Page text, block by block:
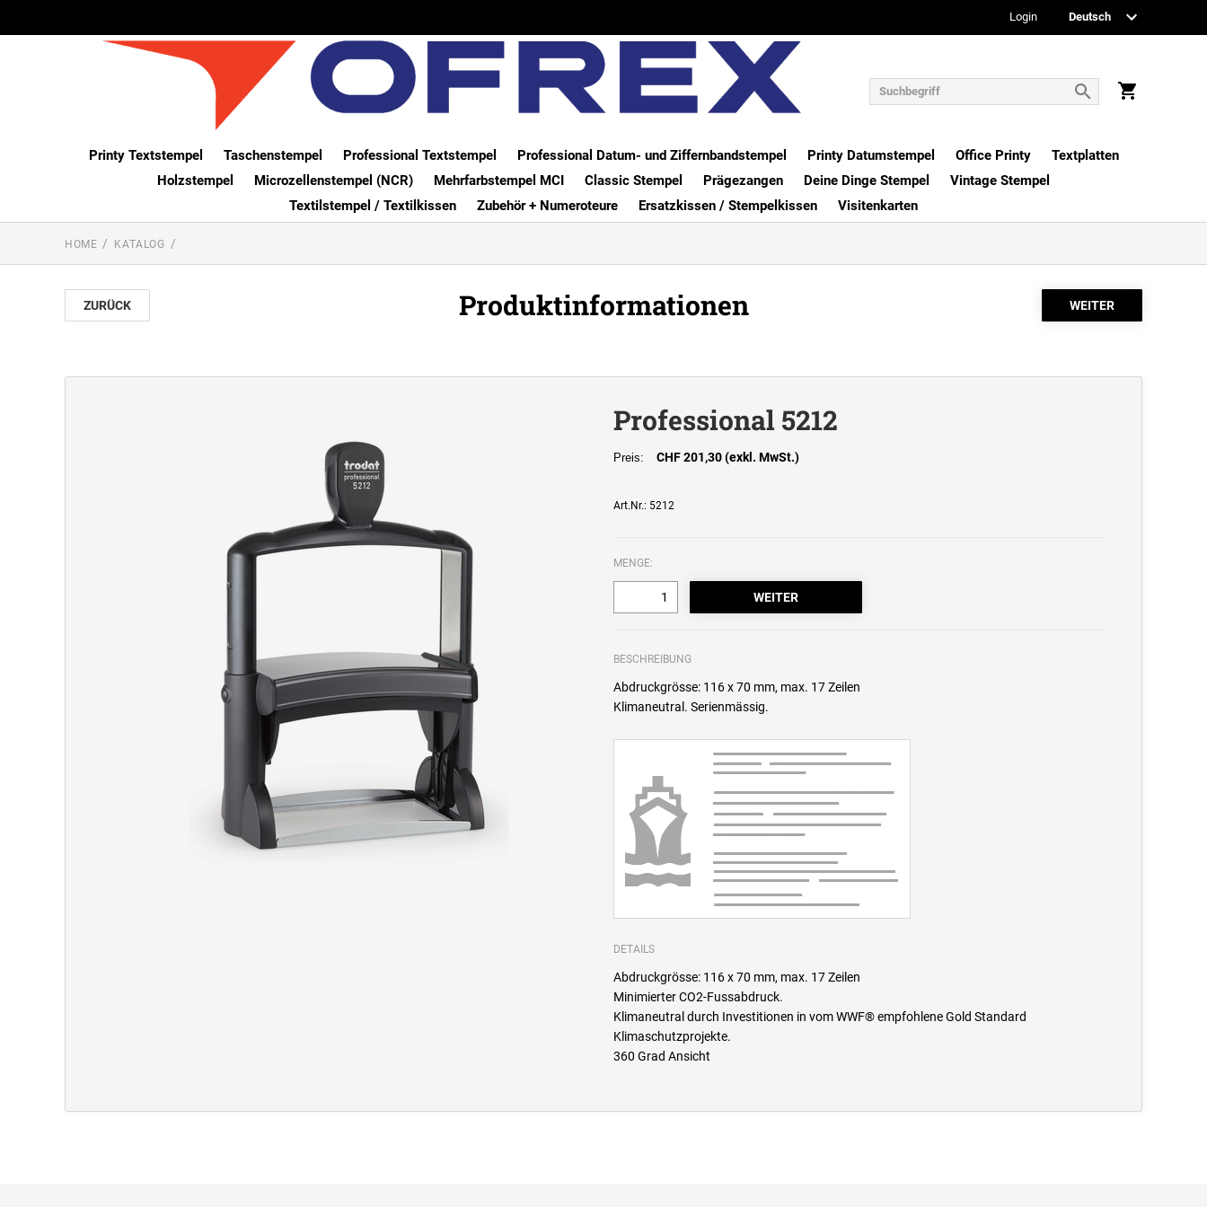
Login
Printy Textstempel Taschenstempel Professional Textstempel Professional Datum- und Ziffernbandstempel Printy Datumstempel Office Printy
Textplatten
Holzstempel
Microzellenstempel (NCR) Mehrfarbstempel MCI Classic Stempel Prägezangen Deine Dinge Stempel
Vintage Stempel
Textilstempel / Textilkissen
Zubehör + Numeroteure Ersatzkissen / Stempelkissen Visitenkarten
HOME KATALOG
ZURÜCK Produktinformationen
Professional 5212
Preis: CHF 201,30 (exkl. MwSt.)
Art.Nr.: 5212
MENGE:
BESCHREIBUNG
Abdruckgrösse: 116 x 70 mm, max. 17 Zeilen
Klimaneutral. Serienmässig.
DETAILS
Abdruckgrösse: 116 x 70 mm, max. 17 Zeilen
Minimierter CO2-Fussabdruck.
Klimaneutral durch Investitionen in vom WWF® empfohlene Gold Standard
Klimaschutzprojekte.
360 Grad Ansicht